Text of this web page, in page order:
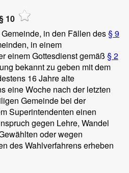
10
in den Fällen des§ 9
in einem
einem Gottesdienst gemäß § 2
bekannt zu geben mit dem
16 Jahre alte
eine Woche nach der letzten
Gemeinde bei der
Superintendenten einen
gegen Lehre, Wandel
oder wegen
des Wahlverfahrens erheben